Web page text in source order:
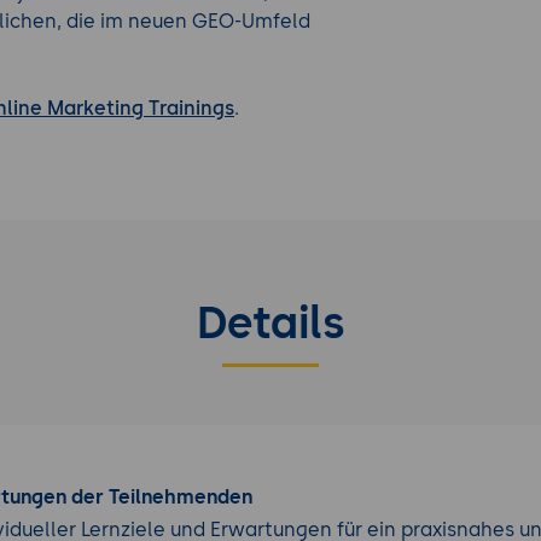
die im neuen GEO-Umfeld
Marketing Trainings.
Details
der Teilnehmenden
Lernziele und Erwartungen für ein praxisnahes